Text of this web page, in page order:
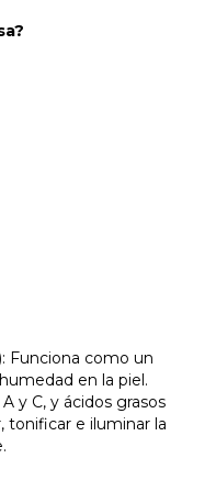
Funciona como un
en la piel.
y C, y ácidos grasos
tonificar e iluminar la